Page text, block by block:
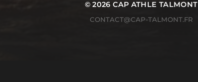
© 2026CAP ATHLE TALMONT
CONTACT@CAP-TALMONT.FR